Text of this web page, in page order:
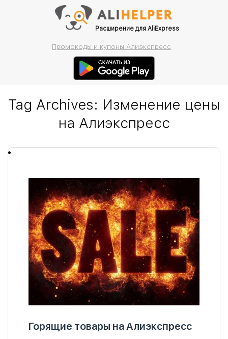
Расширение для AliExpress
Промокоды и купоны Алиэкспресс
Tag Archives: Изменение цены
на Алиэкспресс
Горящие товары на Алиэкспресс